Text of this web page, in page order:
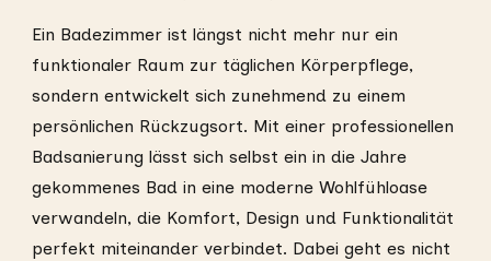
Ein Badezimmer ist längst nicht mehr nur ein
funktionaler Raum zur täglichen Körperpflege,
sondern entwickelt sich zunehmend zu einem
persönlichen Rückzugsort. Mit einer professionellen
Badsanierung lässt sich selbst ein in die Jahre
gekommenes Bad in eine moderne Wohlfühloase
verwandeln, die Komfort, Design und Funktionalität
perfekt miteinander verbindet. Dabei geht es nicht